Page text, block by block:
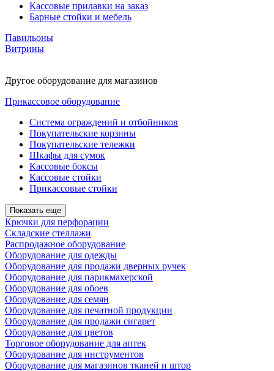
Кассовые прилавки на заказ
Барные стойки и мебель
Павильоны
Витрины
Другое оборудование для магазинов
Прикассовое оборудование
Система ограждений и отбойников
Покупательские корзины
Покупательские тележки
Шкафы для сумок
Кассовые боксы
Кассовые стойки
Прикассовые стойки
Показать еще
Крючки для перфорации
Складские стеллажи
Распродажное оборудование
Оборудование для одежды
Оборудование для продажи дверных ручек
Оборудование для парикмахерской
Оборудование для обоев
Оборудование для семян
Оборудование для печатной продукции
Оборудование для продажи сигарет
Оборудование для цветов
Торговое оборудование для аптек
Оборудование для инструментов
Оборудование для магазинов тканей и штор